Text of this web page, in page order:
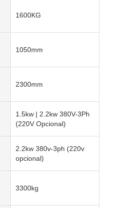
1600KG
1050mm
2300mm
1.5kw | 2.2kw 380V-3Ph
(220V Opcional)
2.2kw 380v-3ph (220v
opcional)
3300kg